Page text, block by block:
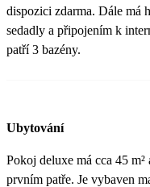
dispozici zdarma. Dále má
sedadly a připojením k
patří 3 bazény.
Ubytování
Pokoj deluxe má cca 45
prvním patře. Je vybaven